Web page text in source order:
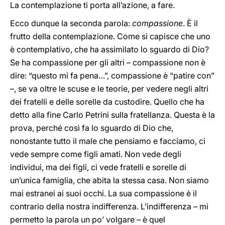
La contemplazione ti porta all’azione, a fare.
Ecco dunque la seconda parola: compassione. È il
frutto della contemplazione. Come si capisce che uno
è contemplativo, che ha assimilato lo sguardo di Dio?
Se ha compassione per gli altri – compassione non è
dire: “questo mi fa pena…”, compassione è “patire con”
–, se va oltre le scuse e le teorie, per vedere negli altri
dei fratelli e delle sorelle da custodire. Quello che ha
detto alla fine Carlo Petrini sulla fratellanza. Questa è la
prova, perché così fa lo sguardo di Dio che,
nonostante tutto il male che pensiamo e facciamo, ci
vede sempre come figli amati. Non vede degli
individui, ma dei figli, ci vede fratelli e sorelle di
un’unica famiglia, che abita la stessa casa. Non siamo
mai estranei ai suoi occhi. La sua compassione è il
contrario della nostra indifferenza. L’indifferenza – mi
permetto la parola un po’ volgare – è quel